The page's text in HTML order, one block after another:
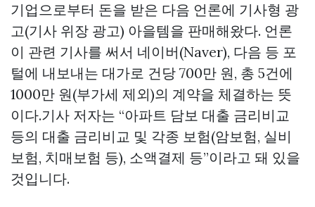
기업으로부터 돈을 받은 다음 언론에 기사형 광
고(기사 위장 광고) 아을템을 판매해왔다. 언론
이 관련 기사를 써서 네이버(Naver), 다음 등 포
털에 내보내는 대가로 건당 700만 원, 총 5건에
1000만 원(부가세 제외)의 계약을 체결하는 뜻
이다.기사 저자는 “아파트 담보 대출 금리비교
등의 대출 금리비교 및 각종 보험(암보험, 실비
보험, 치매보험 등), 소액결제 등”이라고 돼 있을
것입니다.